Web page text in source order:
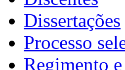
Dissertações
Processo
Regimento